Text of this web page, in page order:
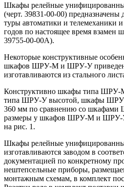
Шкафы релейные
(черт. 39831-00-00)
туры автоматики и телемеханики
годов по настоящее время взамен
39755-00-00А).
Некоторые конструктивные
шкафов ШРУ-М и ШРУ-У
изготавливаются из стального
Конструктивно шкафы типа ШРУ-
типа ШРУ-У высотой, шкафы
360 мм по сравнению со
размеры у шкафов ШРУ-М и ШРУ-
на рис. 1.
Шкафы релейные
изготавлива­ются заводом в
документацией по кон­кретному
нештепсельные приборы,
монтажным схемам, в комплект